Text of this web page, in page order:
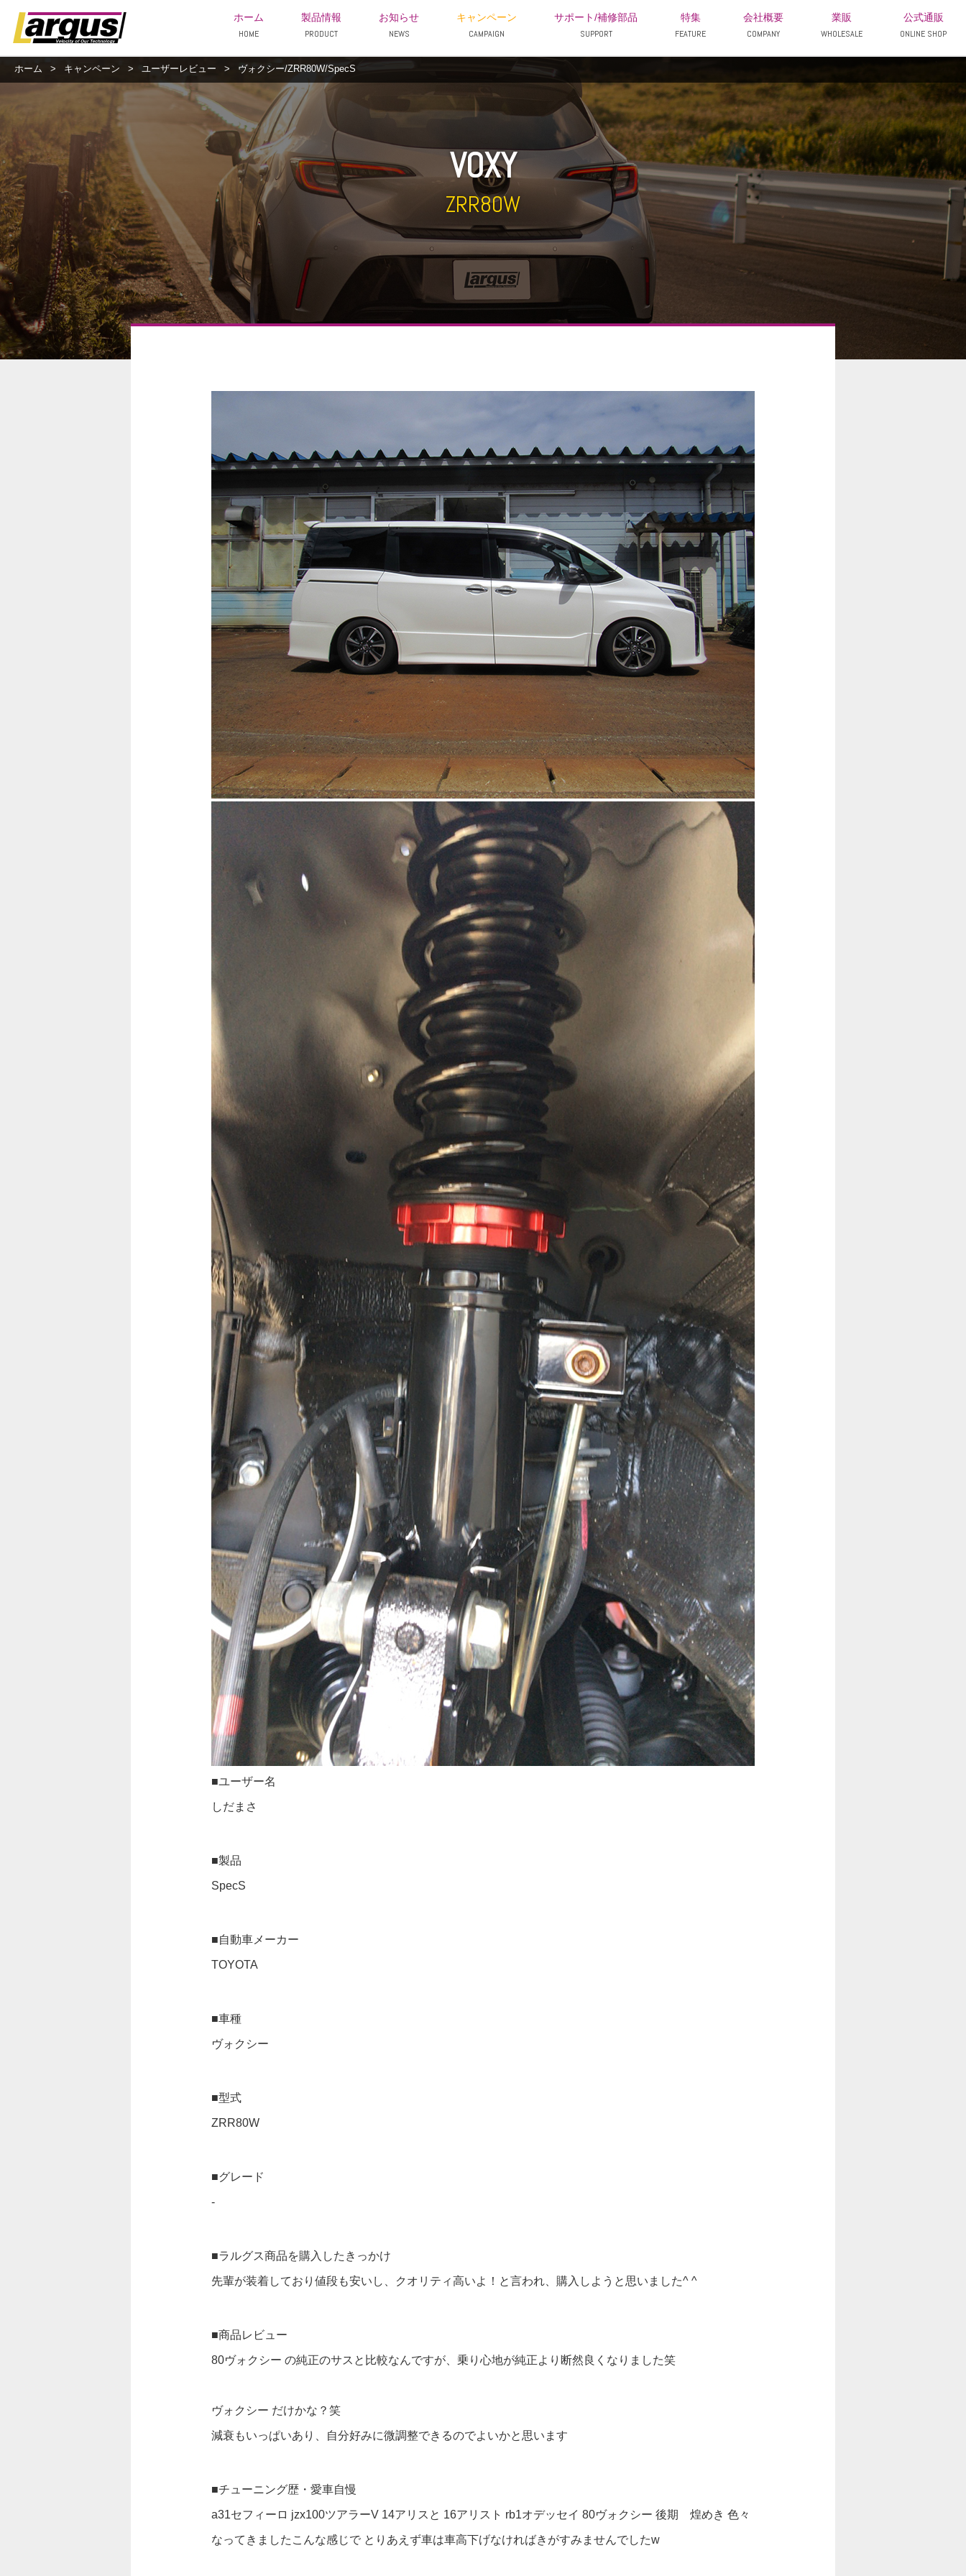
ホーム
HOME
製品情報
PRODUCT
お知らせ
NEWS
キャンペーン
CAMPAIGN
サポート/補修部品
SUPPORT
特集
FEATURE
会社概要
COMPANY
業販
WHOLESALE
公式通販
ONLINE SHOP
ホーム > キャンペーン > ユーザーレビュー > ヴォクシー/ZRR80W/SpecS
VOXY
ZRR80W
■ユーザー名
しだまさ
■製品
SpecS
■自動車メーカー
TOYOTA
■車種
ヴォクシー
■型式
ZRR80W
■グレード
-
■ラルグス商品を購入したきっかけ
先輩が装着しており値段も安いし、クオリティ高いよ！と言われ、購入しようと思いました^ ^
■商品レビュー
80ヴォクシー の純正のサスと比較なんですが、乗り心地が純正より断然良くなりました笑
ヴォクシー だけかな？笑
減衰もいっぱいあり、自分好みに微調整できるのでよいかと思います
■チューニング歴・愛車自慢
a31セフィーロ jzx100ツアラーV 14アリスと 16アリスト rb1オデッセイ 80ヴォクシー 後期 煌めき 色々
なってきましたこんな感じで とりあえず車は車高下げなければきがすみませんでしたw